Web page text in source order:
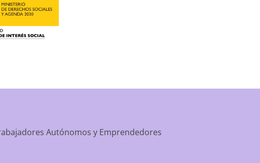
Autónomos y Emprendedores